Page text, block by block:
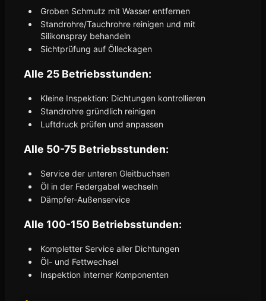
Groben Schmutz mit Wasser entfernen
Standrohre/Tauchrohre reinigen und mit
Silikonspray behandeln
Sichtprüfung auf Ölleckagen
Alle 25 Betriebsstunden:
Kleine Inspektion: Dichtungen kontrollieren
Standrohre gründlich reinigen
Luftdruck prüfen und anpassen
Alle 50-75 Betriebsstunden:
Service der unteren Gleitbuchsen
Öl in der Federgabel wechseln
Dämpfer-Außenservice
Alle 100-150 Betriebsstunden:
Kompletter Service aller Dichtungen
Öl- und Fettwechsel
Inspektion interner Komponenten